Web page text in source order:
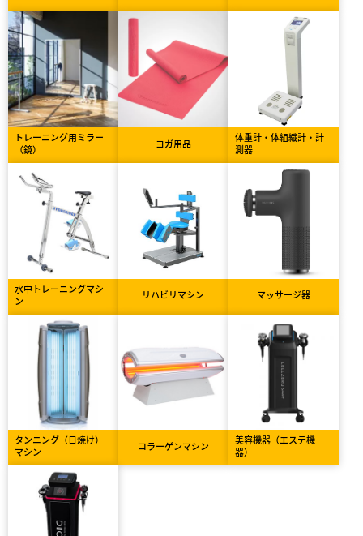
トレーニング用ミラー
（鏡）
ヨガ用品
体重計・体組織計・計
測器
水中トレーニングマシ
ン
リハビリマシン マッサージ器
タンニング（日焼け）
マシン
コラーゲンマシン
美容機器（エステ機
器）